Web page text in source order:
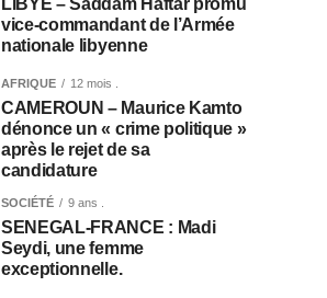
LIBYE – Saddam Haftar promu
vice-commandant de l’Armée
nationale libyenne
AFRIQUE 12 mois .
CAMEROUN – Maurice Kamto
dénonce un « crime politique »
après le rejet de sa
candidature
SOCIÉTÉ 9 ans .
SENEGAL-FRANCE : Madi
Seydi, une femme
exceptionnelle.